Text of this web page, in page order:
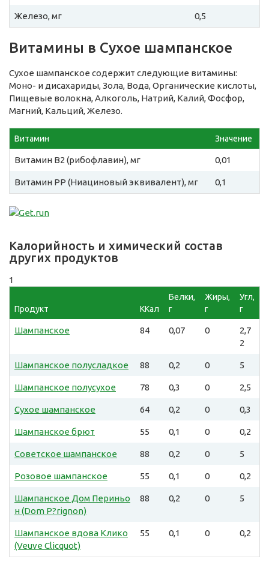
Железо, мг 0,5
Витамины в Сухое шампанское
Сухое шампанское содержит следующие витамины:
Моно- и дисахариды, Зола, Вода, Органические кислоты,
Пищевые волокна, Алкоголь, Натрий, Калий, Фосфор,
Магний, Кальций, Железо.
Витамин Значение
Витамин B2 (рибофлавин), мг 0,01
Витамин PP (Ниациновый эквивалент), мг 0,1
Калорийность и химический состав
других продуктов
1
Продукт ККал
Белки,
г
Жиры,
г
Угл,
г
Шампанское 84 0,07 0
2,7
2
Шампанское полусладкое 88 0,2 0 5
Шампанское полусухое 78 0,3 0 2,5
Сухое шампанское 64 0,2 0 0,3
Шампанское брют 55 0,1 0 0,2
Советское шампанское 88 0,2 0 5
Розовое шампанское 55 0,1 0 0,2
Шампанское Дом Периньо
н (Dom P?rignon)
88 0,2 0 5
Шампанское вдова Клико
(Veuve Clicquot)
55 0,1 0 0,2